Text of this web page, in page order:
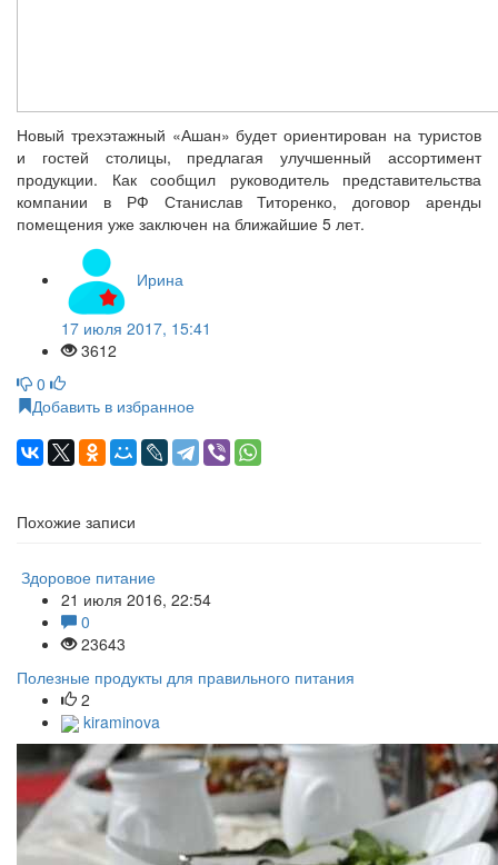
Новый трехэтажный «Ашан» будет ориентирован на туристов
и гостей столицы, предлагая улучшенный ассортимент
продукции. Как сообщил руководитель представительства
компании в РФ Станислав Титоренко, договор аренды
помещения уже заключен на ближайшие 5 лет.
Ирина
17 июля 2017, 15:41
3612
0
Добавить в избранное
Похожие записи
Здоровое питание
21 июля 2016, 22:54
0
23643
Полезные продукты для правильного питания
2
kiraminova